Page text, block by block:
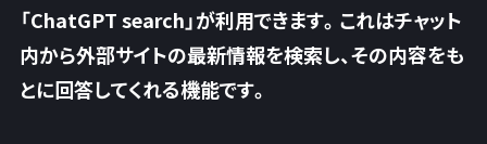
「ChatGPT search」が利用できます。これはチャット
内から外部サイトの最新情報を検索し、その内容をも
とに回答してくれる機能です。